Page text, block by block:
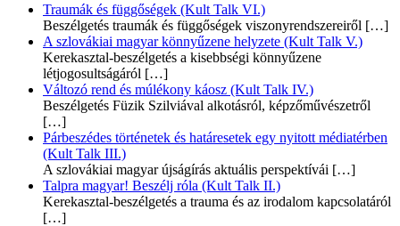
Traumák és függőségek (Kult Talk VI.)
Beszélgetés traumák és függőségek viszonyrendszereiről […]
A szlovákiai magyar könnyűzene helyzete (Kult Talk V.)
Kerekasztal-beszélgetés a kisebbségi könnyűzene
létjogosultságáról […]
Változó rend és múlékony káosz (Kult Talk IV.)
Beszélgetés Füzik Szilviával alkotásról, képzőművészetről
[…]
Párbeszédes történetek és határesetek egy nyitott médiatérben
(Kult Talk III.)
A szlovákiai magyar újságírás aktuális perspektívái […]
Talpra magyar! Beszélj róla (Kult Talk II.)
Kerekasztal-beszélgetés a trauma és az irodalom kapcsolatáról
[…]